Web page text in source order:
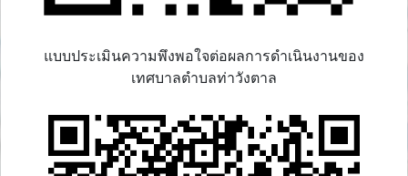
แบบประเมินความพึงพอใจต่อผลการดำเนินงานของ
เทศบาลตำบลท่าวังตาล